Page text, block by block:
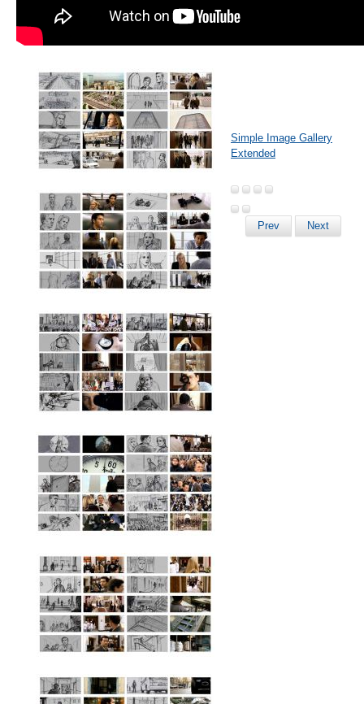
Simple Image Gallery
Extended
Prev Next